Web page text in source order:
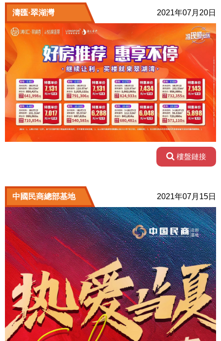
2021年07月20日
濤匯·翠湖灣
樓盤鏈接
2021年07月15日
中國民商總部基地